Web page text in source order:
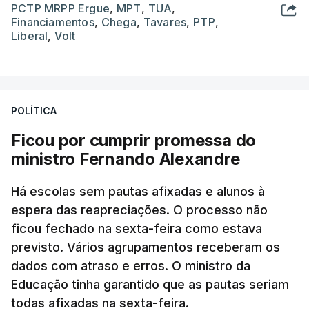
PCTP MRPP Ergue, MPT, TUA,
Financiamentos, Chega, Tavares, PTP,
Liberal,Volt
POLÍTICA
Ficou por cumprir promessa do
ministro Fernando Alexandre
Há escolas sem pautas afixadas e alunos à
espera das reapreciações. O processo não
ficou fechado na sexta-feira como estava
previsto. Vários agrupamentos receberam os
dados com atraso e erros. O ministro da
Educação tinha garantido que as pautas seriam
todas afixadas na sexta-feira.